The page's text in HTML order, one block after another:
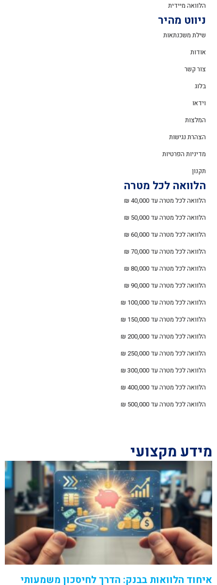
הלוואה מיידית
ניווט מהיר
שילת משכנתאות
אודות
צור קשר
בלוג
וידאו
המלצות
הצהרת נגישות
מדיניות הפרטיות
תקנון
הלוואה לכל מטרה
הלוואה לכל מטרה עד 40,000 ₪
הלוואה לכל מטרה עד 50,000 ₪
הלוואה לכל מטרה עד 60,000 ₪
הלוואה לכל מטרה עד 70,000 ₪
הלוואה לכל מטרה עד 80,000 ₪
הלוואה לכל מטרה עד 90,000 ₪
הלוואה לכל מטרה עד 100,000 ₪
הלוואה לכל מטרה עד 150,000 ₪
הלוואה לכל מטרה עד 200,000 ₪
הלוואה לכל מטרה עד 250,000 ₪
הלוואה לכל מטרה עד 300,000 ₪
הלוואה לכל מטרה עד 400,000 ₪
הלוואה לכל מטרה עד 500,000 ₪
מידע מקצועי
איחוד הלוואות בבנק: הדרך לחיסכון משמעותי